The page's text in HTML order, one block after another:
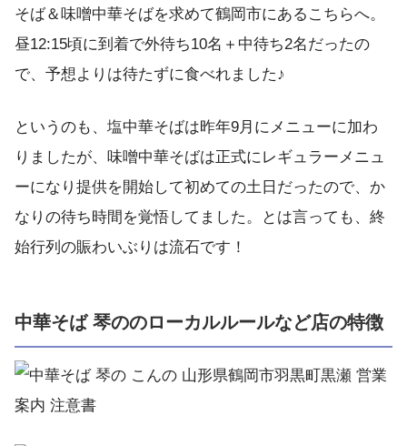
そば＆味噌中華そばを求めて鶴岡市にあるこちらへ。
昼12:15頃に到着で外待ち10名＋中待ち2名だったの
で、予想よりは待たずに食べれました♪
というのも、塩中華そばは昨年9月にメニューに加わ
りましたが、味噌中華そばは正式にレギュラーメニュ
ーになり提供を開始して初めての土日だったので、か
なりの待ち時間を覚悟してました。とは言っても、終
始行列の賑わいぶりは流石です！
中華そば 琴ののローカルルールなど店の特徴